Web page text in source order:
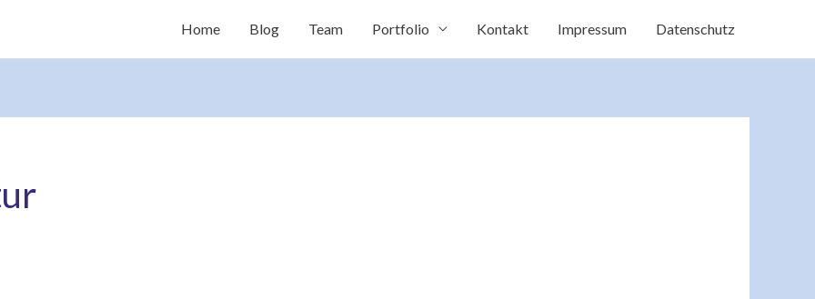
Home Blog Team Portfolio Kontakt Impressum Datenschutz